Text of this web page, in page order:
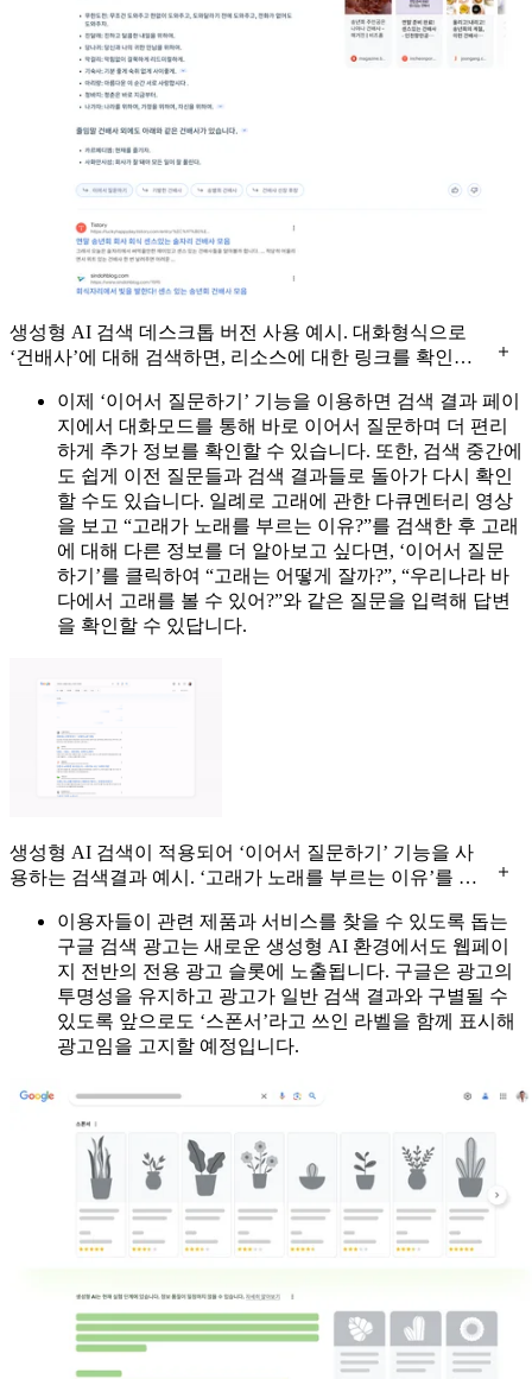
생성형 AI 검색 데스크톱 버전 사용 예시. 대화형식으로
‘건배사’에 대해 검색하면, 리소스에 대한 링크를 확인할
이제 ‘이어서 질문하기’ 기능을 이용하면 검색 결과 페이
지에서 대화모드를 통해 바로 이어서 질문하며 더 편리
하게 추가 정보를 확인할 수 있습니다. 또한, 검색 중간에
도 쉽게 이전 질문들과 검색 결과들로 돌아가 다시 확인
할 수도 있습니다. 일례로 고래에 관한 다큐멘터리 영상
을 보고 “고래가 노래를 부르는 이유?”를 검색한 후 고래
에 대해 다른 정보를 더 알아보고 싶다면, ‘이어서 질문
하기’를 클릭하여 “고래는 어떻게 잘까?”, “우리나라 바
다에서 고래를 볼 수 있어?”와 같은 질문을 입력해 답변
을 확인할 수 있답니다.
생성형 AI 검색이 적용되어 ‘이어서 질문하기’ 기능을 사
용하는 검색결과 예시. ‘고래가 노래를 부르는 이유’를 검
들이 보이는 모습
이용자들이 관련 제품과 서비스를 찾을 수 있도록 돕는
구글 검색 광고는 새로운 생성형 AI 환경에서도 웹페이
지 전반의 전용 광고 슬롯에 노출됩니다. 구글은 광고의
투명성을 유지하고 광고가 일반 검색 결과와 구별될 수
있도록 앞으로도 ‘스폰서’라고 쓰인 라벨을 함께 표시해
광고임을 고지할 예정입니다.